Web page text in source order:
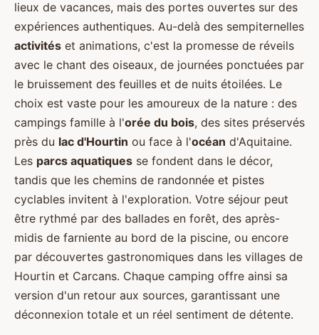
lieux de vacances, mais des portes ouvertes sur des
expériences authentiques. Au-delà des sempiternelles
activités et animations, c'est la promesse de réveils
avec le chant des oiseaux, de journées ponctuées par
le bruissement des feuilles et de nuits étoilées. Le
choix est vaste pour les amoureux de la nature : des
campings famille à l'orée du bois, des sites préservés
près du lac d'Hourtin ou face à l'océan d'Aquitaine.
Les parcs aquatiques se fondent dans le décor,
tandis que les chemins de randonnée et pistes
cyclables invitent à l'exploration. Votre séjour peut
être rythmé par des ballades en forêt, des après-
midis de farniente au bord de la piscine, ou encore
par découvertes gastronomiques dans les villages de
Hourtin et Carcans. Chaque camping offre ainsi sa
version d'un retour aux sources, garantissant une
déconnexion totale et un réel sentiment de détente.